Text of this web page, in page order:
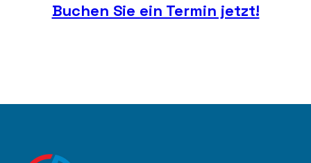
Buchen Sie ein Termin jetzt!